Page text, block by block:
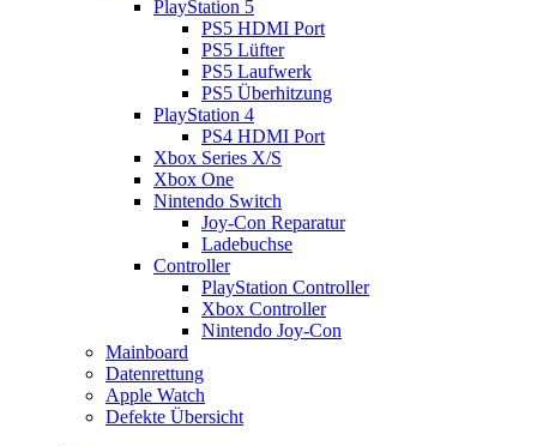
PlayStation 5
PS5 HDMI Port
PS5 Lüfter
PS5 Laufwerk
PS5 Überhitzung
PlayStation 4
PS4 HDMI Port
Xbox Series X/S
Xbox One
Nintendo Switch
Joy-Con Reparatur
Ladebuchse
Controller
PlayStation Controller
Xbox Controller
Nintendo Joy-Con
Mainboard
Datenrettung
Apple Watch
Defekte Übersicht